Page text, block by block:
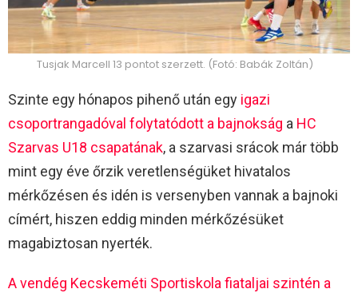
Tusjak Marcell 13 pontot szerzett. (Fotó: Babák Zoltán)
Szinte egy hónapos pihenő után egy igazi
csoportrangadóval folytatódott a bajnokság a HC
Szarvas U18 csapatának, a szarvasi srácok már több
mint egy éve őrzik veretlenségüket hivatalos
mérkőzésen és idén is versenyben vannak a bajnoki
címért, hiszen eddig minden mérkőzésüket
magabiztosan nyerték.
A vendég Kecskeméti Sportiskola fiataljai szintén a